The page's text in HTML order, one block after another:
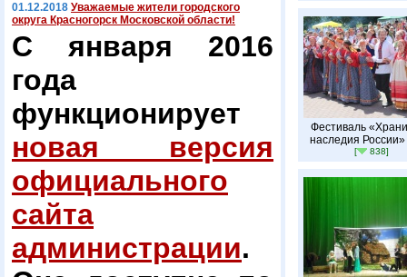
01.12.2018 Уважаемые жители городского
округа Красногорск Московской области!
С января 2016
года
функционирует
новая версия
официального
сайта
администрации.
Фестиваль
наследия
[ 838]